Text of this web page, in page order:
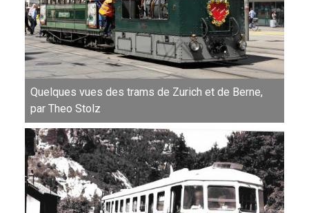
Quelques vues des trams de Zurich et de Berne,
par Theo Stolz